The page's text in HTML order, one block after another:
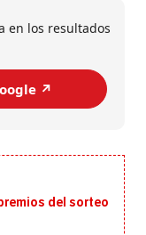
en los resultados
↗️
del sorteo